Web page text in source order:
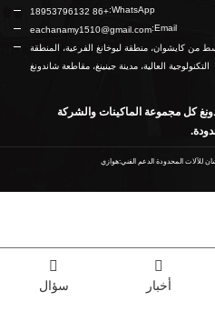
WhatsApp:
+86 18953796132
Email:
eachanamy1510@gmail.com
من كايشوان، منطقة ليوخانغ الفرعية، المنطقة
التكنولوجية العالية، مدينة جينينغ، مقاطعة شاندونغ
كل مجموعة الماكينات والشركة
للآلات المحدودة الدعم الفني:هوازي
أخبار سؤال